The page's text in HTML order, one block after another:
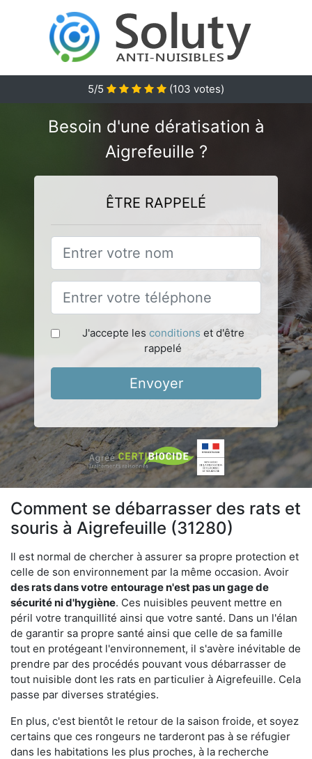
5/5 (103 votes)
Besoin d'une dératisation à
Aigrefeuille ?
ÊTRE RAPPELÉ
J'accepte les conditions et d'être
rappelé
Envoyer
Comment se débarrasser des rats et
souris à Aigrefeuille (31280)
Il est normal de chercher à assurer sa propre protection et
celle de son environnement par la même occasion. Avoir
des rats dans votre entourage n'est pas un gage de
sécurité ni d'hygiène. Ces nuisibles peuvent mettre en
péril votre tranquillité ainsi que votre santé. Dans un l'élan
de garantir sa propre santé ainsi que celle de sa famille
tout en protégeant l'environnement, il s'avère inévitable de
prendre par des procédés pouvant vous débarrasser de
tout nuisible dont les rats en particulier à Aigrefeuille. Cela
passe par diverses stratégies.
En plus, c'est bientôt le retour de la saison froide, et soyez
certains que ces rongeurs ne tarderont pas à se réfugier
dans les habitations les plus proches, à la recherche